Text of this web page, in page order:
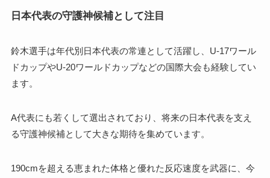
日本代表の守護神候補として注目
鈴木選手は年代別日本代表の常連として活躍し、U-17ワール
ドカップやU-20ワールドカップなどの国際大会も経験してい
ます。
A代表にも若くして選出されており、将来の日本代表を支え
る守護神候補として大きな期待を集めています。
190cmを超える恵まれた体格と優れた反応速度を武器に、今